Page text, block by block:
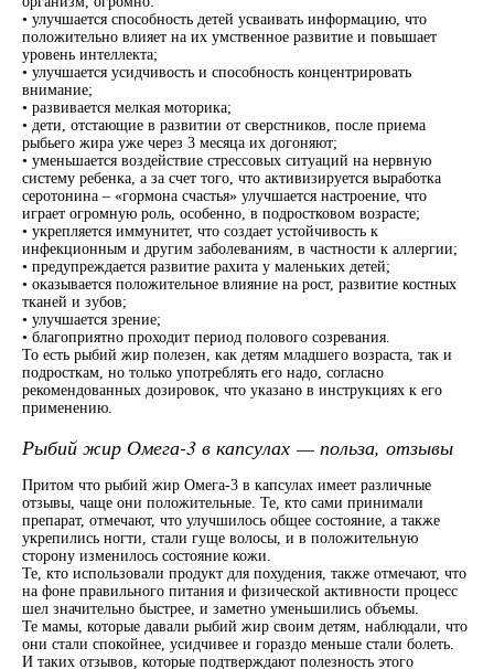
• улучшается способность детей усваивать информацию, что
положительно влияет на их умственное развитие и повышает
уровень интеллекта;
• улучшается усидчивость и способность концентрировать
внимание;
• развивается мелкая моторика;
• дети, отстающие в развитии от сверстников, после приема
рыбьего жира уже через 3 месяца их догоняют;
• уменьшается воздействие стрессовых ситуаций на нервную
систему ребенка, а за счет того, что активизируется выработка
серотонина – «гормона счастья» улучшается настроение, что
играет огромную роль, особенно, в подростковом возрасте;
• укрепляется иммунитет, что создает устойчивость к
инфекционным и другим заболеваниям, в частности к аллергии;
• предупреждается развитие рахита у маленьких детей;
• оказывается положительное влияние на рост, развитие костных
тканей и зубов;
• улучшается зрение;
• благоприятно проходит период полового созревания.
То есть рыбий жир полезен, как детям младшего возраста, так и
подросткам, но только употреблять его надо, согласно
рекомендованных дозировок, что указано в инструкциях к его
применению.
Рыбий жир Омега-3 в капсулах — польза, отзывы
Притом что рыбий жир Омега-3 в капсулах имеет различные
отзывы, чаще они положительные. Те, кто сами принимали
препарат, отмечают, что улучшилось общее состояние, а также
укрепились ногти, стали гуще волосы, и в положительную
сторону изменилось состояние кожи.
Те, кто использовали продукт для похудения, также отмечают, что
на фоне правильного питания и физической активности процесс
шел значительно быстрее, и заметно уменьшились объемы.
Те мамы, которые давали рыбий жир своим детям, наблюдали, что
они стали спокойнее, усидчивее и гораздо меньше стали болеть.
И таких отзывов, которые подтверждают полезность этого